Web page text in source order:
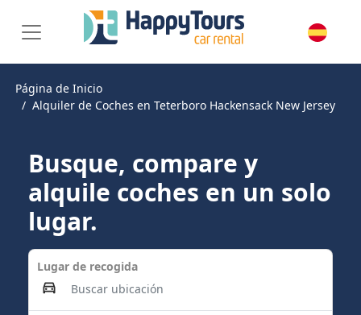
Página de Inicio
Alquiler de Coches en Teterboro Hackensack New Jersey
Busque, compare y
alquile coches en un solo
lugar.
Lugar de recogida